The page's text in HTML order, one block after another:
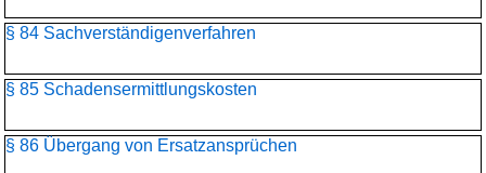
§ 84 Sachverständigenverfahren
§ 85 Schadensermittlungskosten
§ 86 Übergang von Ersatzansprüchen